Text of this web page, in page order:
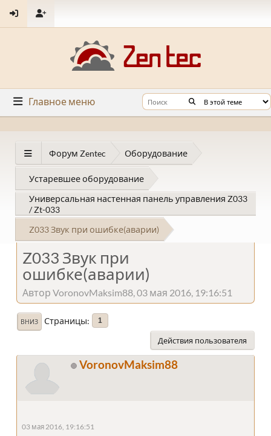
Главное меню
Форум Zentec Оборудование
Устаревшее оборудование
Универсальная настенная панель управления Z033
/ Zt-033
Z033 Звук при ошибке(аварии)
Z033 Звук при
ошибке(аварии)
Автор VoronovMaksim88, 03 мая 2016, 19:16:51
ВНИЗ Страницы 1
Действия пользователя
VoronovMaksim88
03 мая 2016, 19:16:51